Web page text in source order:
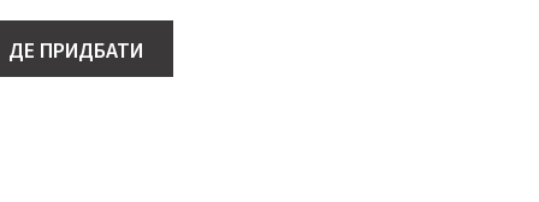
ДЕ ПРИДБАТИ